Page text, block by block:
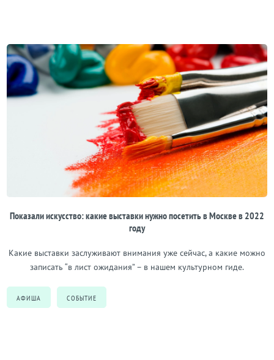
Показали искусство: какие выставки нужно посетить в Москве в 2022
году
Какие выставки заслуживают внимания уже сейчас, а какие можно
записать “в лист ожидания” – в нашем культурном гиде.
АФИША СОБЫТИЕ